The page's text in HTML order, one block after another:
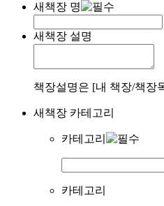
새책장 명
새책장 설명
책장설명은 [내 책장/책장
새책장 카테고리
카테고리
카테고리